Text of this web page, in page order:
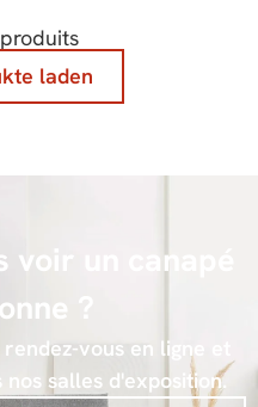
produits
laden
un canapé
?
vous en ligne et
salles d'exposition.